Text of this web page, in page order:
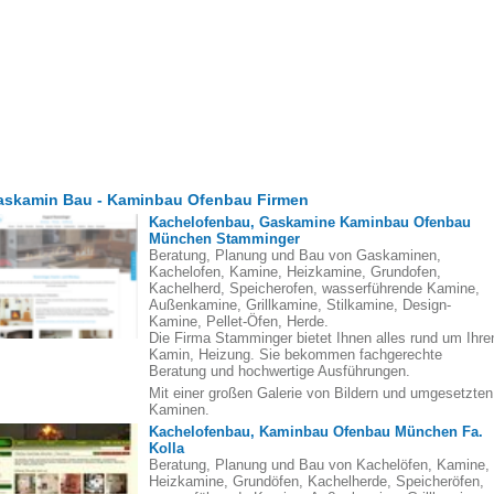
Bau - Kaminbau Ofenbau Firmen
Kachelofenbau, Gaskamine Kaminbau Ofenbau
München Stamminger
Beratung, Planung und Bau von Gaskaminen,
Kachelofen, Kamine, Heizkamine, Grundofen,
Kachelherd, Speicherofen, wasserführende Kamine,
Außenkamine, Grillkamine, Stilkamine, Design-
Kamine, Pellet-Öfen, Herde.
Die Firma Stamminger bietet Ihnen alles rund um
Kamin, Heizung. Sie bekommen fachgerechte
Beratung und hochwertige Ausführungen.
Mit einer großen Galerie von Bildern und umgesetzten
Kaminen.
Kachelofenbau, Kaminbau Ofenbau München Fa.
Kolla
Beratung, Planung und Bau von Kachelöfen, Kamine,
Heizkamine, Grundöfen, Kachelherde, Speicheröfen,